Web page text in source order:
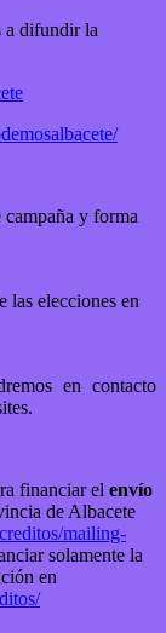
a difundir la
campaña y forma
las elecciones en
en contacto
financiar el envío
de Albacete
mailing-
solamente la
en